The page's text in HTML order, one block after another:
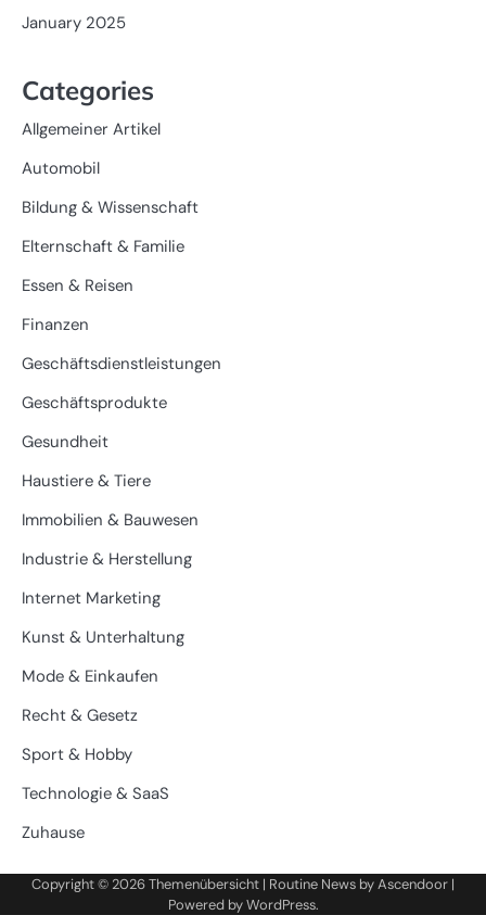
January 2025
Categories
Allgemeiner Artikel
Automobil
Bildung & Wissenschaft
Elternschaft & Familie
Essen & Reisen
Finanzen
Geschäftsdienstleistungen
Geschäftsprodukte
Gesundheit
Haustiere & Tiere
Immobilien & Bauwesen
Industrie & Herstellung
Internet Marketing
Kunst & Unterhaltung
Mode & Einkaufen
Recht & Gesetz
Sport & Hobby
Technologie & SaaS
Zuhause
Copyright © 2026Themenübersicht | Routine News byAscendoor |
Powered byWordPress.